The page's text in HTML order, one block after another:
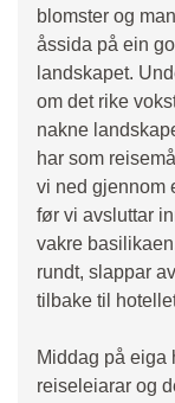
blomster og
åssida på ein
landskapet.
om det rike
nakne
har som
vi ned gjennom
før vi avsluttar
vakre
rundt, slappar
tilbake til
Middag på eiga
reiseleiarar og